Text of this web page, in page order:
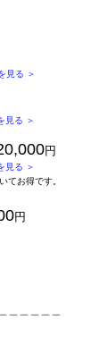
見る ＞
見る ＞
円
見る ＞
てお得です。
円